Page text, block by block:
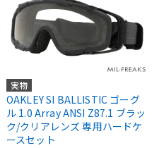
実物
OAKLEY SI BALLISTIC ゴーグ
ル 1.0 Array ANSI Z87.1 ブラッ
ク/クリアレンズ 専用ハードケ
ースセット